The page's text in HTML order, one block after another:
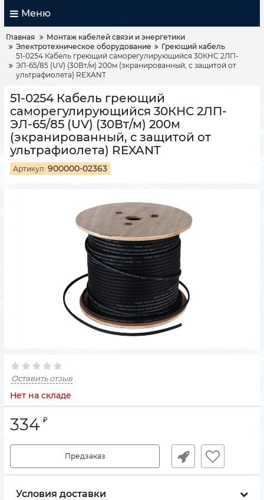
Меню
Главная
Монтаж кабелей связи и энергетики
Электротехническое оборудование
Греющий кабель
51-0254 Кабель греющий саморегулирующийся 30КНС 2ЛП-
ЭЛ-65/85 (UV) (30Вт/м) 200м (экранированный, с защитой от
ультрафиолета) REXANT
51-0254 Кабель греющий
саморегулирующийся 30КНС 2ЛП-
ЭЛ-65/85 (UV) (30Вт/м) 200м
(экранированный, с защитой от
ультрафиолета) REXANT
Артикул: 900000-02363
Оставить отзыв
Нет на складе
334 ₽
Предзаказ
Условия доставки